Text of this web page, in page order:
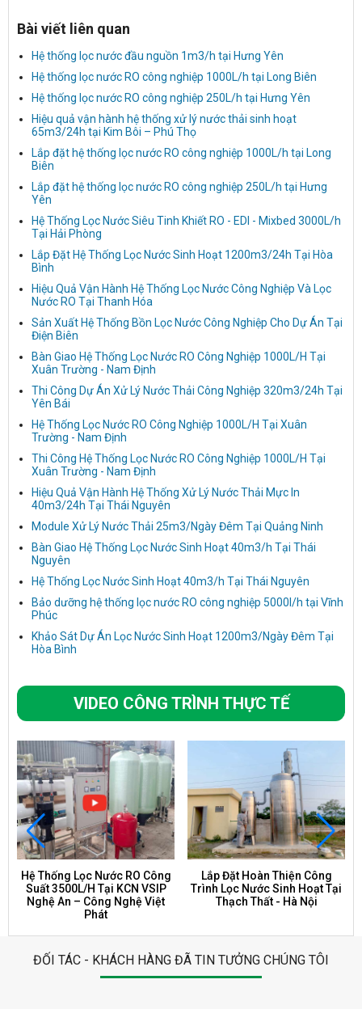
Bài viết liên quan
Hệ thống lọc nước đầu nguồn 1m3/h tại Hưng Yên
Hệ thống lọc nước RO công nghiệp 1000L/h tại Long Biên
Hệ thống lọc nước RO công nghiệp 250L/h tại Hưng Yên
Hiệu quả vận hành hệ thống xử lý nước thải sinh hoạt
65m3/24h tại Kim Bôi – Phú Thọ
Lắp đặt hệ thống lọc nước RO công nghiệp 1000L/h tại Long
Biên
Lắp đặt hệ thống lọc nước RO công nghiệp 250L/h tại Hưng
Yên
Hệ Thống Lọc Nước Siêu Tinh Khiết RO - EDI - Mixbed 3000L/h
Tại Hải Phòng
Lắp Đặt Hệ Thống Lọc Nước Sinh Hoạt 1200m3/24h Tại Hòa
Bình
Hiệu Quả Vận Hành Hệ Thống Lọc Nước Công Nghiệp Và Lọc
Nước RO Tại Thanh Hóa
Sản Xuất Hệ Thống Bồn Lọc Nước Công Nghiệp Cho Dự Án Tại
Điện Biên
Bàn Giao Hệ Thống Lọc Nước RO Công Nghiệp 1000L/H Tại
Xuân Trường - Nam Định
Thi Công Dự Án Xử Lý Nước Thải Công Nghiệp 320m3/24h Tại
Yên Bái
Hệ Thống Lọc Nước RO Công Nghiệp 1000L/H Tại Xuân
Trường - Nam Định
Thi Công Hệ Thống Lọc Nước RO Công Nghiệp 1000L/H Tại
Xuân Trường - Nam Định
Hiệu Quả Vận Hành Hệ Thống Xử Lý Nước Thải Mực In
40m3/24h Tại Thái Nguyên
Module Xử Lý Nước Thải 25m3/Ngày Đêm Tại Quảng Ninh
Bàn Giao Hệ Thống Lọc Nước Sinh Hoạt 40m3/h Tại Thái
Nguyên
Hệ Thống Lọc Nước Sinh Hoạt 40m3/h Tại Thái Nguyên
Bảo dưỡng hệ thống lọc nước RO công nghiệp 5000l/h tại Vĩnh
Phúc
Khảo Sát Dự Án Lọc Nước Sinh Hoạt 1200m3/Ngày Đêm Tại
Hòa Bình
VIDEO CÔNG TRÌNH THỰC TẾ
Hệ Thống Lọc Nước RO Công
Suất 3500L/H Tại KCN VSIP
Nghệ An – Công Nghệ Việt
Phát
Lắp Đặt Hoàn Thiện Công
Trình Lọc Nước Sinh Hoạt Tại
Thạch Thất - Hà Nội
ĐỐI TÁC - KHÁCH HÀNG ĐÃ TIN TƯỞNG CHÚNG TÔI